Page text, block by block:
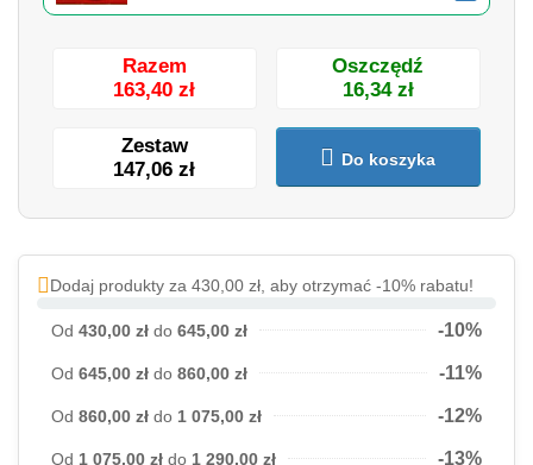
Razem
163,40 zł
Oszczędź
16,34 zł
Zestaw
147,06 zł
Do koszyka
Dodaj produkty za 430,00 zł, aby otrzymać -10% rabatu!
Od 430,00 zł do 645,00 zł -10%
Od 645,00 zł do 860,00 zł -11%
Od 860,00 zł do 1 075,00 zł -12%
Od 1 075,00 zł do 1 290,00 zł -13%